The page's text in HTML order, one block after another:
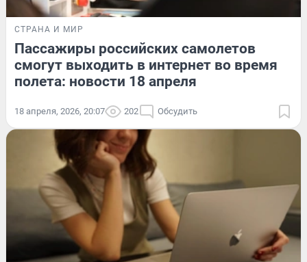
СТРАНА И МИР
Пассажиры российских самолетов
смогут выходить в интернет во время
полета: новости 18 апреля
18 апреля, 2026, 20:07 202 Обсудить